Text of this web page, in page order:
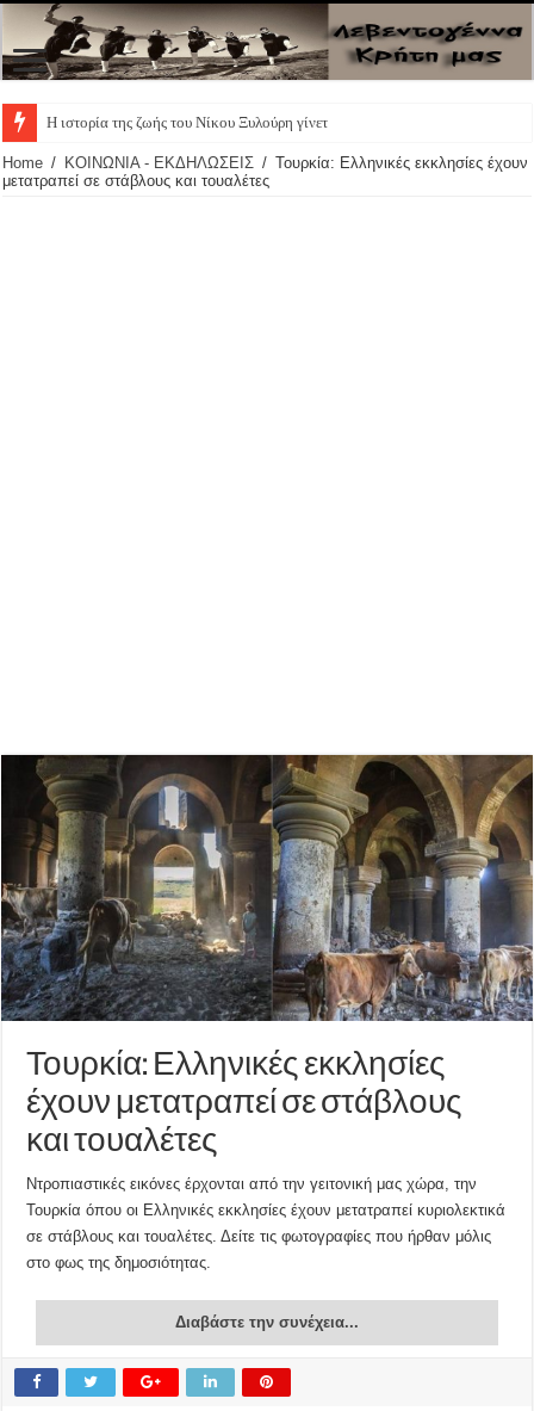
Η ιστορία της ζωής του Νίκου Ξυλούρη γίνεται θεατ
Home / ΚΟΙΝΩΝΙΑ - ΕΚΔΗΛΩΣΕΙΣ / Τουρκία: Ελληνικές εκκλησίες έχουν
μετατραπεί σε στάβλους και τουαλέτες
Τουρκία: Ελληνικές εκκλησίες
έχουν μετατραπεί σε στάβλους
και τουαλέτες
Ντροπιαστικές εικόνες έρχονται από την γειτονική μας χώρα, την
Τουρκία όπου οι Ελληνικές εκκλησίες έχουν μετατραπεί κυριολεκτικά
σε στάβλους και τουαλέτες. Δείτε τις φωτογραφίες που ήρθαν μόλις
στο φως της δημοσιότητας.
Διαβάστε την συνέχεια...